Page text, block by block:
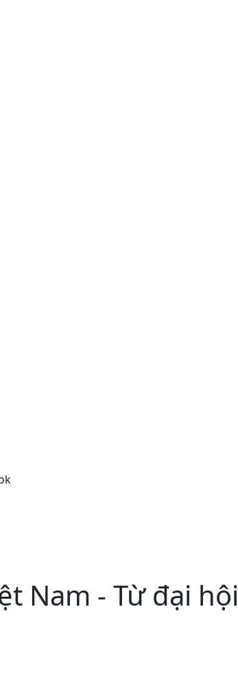
Nam - Từ đại hội